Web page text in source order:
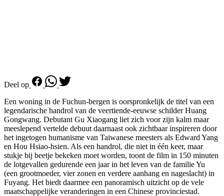
Deel op
Een woning in de Fuchun-bergen is oorspronkelijk de titel van een
legendarische handrol van de veertiende-eeuwse schilder Huang
Gongwang. Debutant Gu Xiaogang liet zich voor zijn kalm maar
meeslepend vertelde debuut daarnaast ook zichtbaar inspireren door
het ingetogen humanisme van Taiwanese meesters als Edward Yang
en Hou Hsiao-hsien. Als een handrol, die niet in één keer, maar
stukje bij beetje bekeken moet worden, toont de film in 150 minuten
de lotgevallen gedurende een jaar in het leven van de familie Yu
(een grootmoeder, vier zonen en verdere aanhang en nageslacht) in
Fuyang. Het biedt daarmee een panoramisch uitzicht op de vele
maatschappelijke veranderingen in een Chinese provinciestad.